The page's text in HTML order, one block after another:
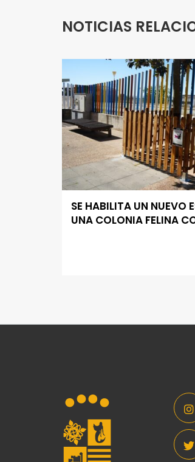
NOTICIAS
SE HABILITA UN NUEVO
UNA COLONIA FELINA